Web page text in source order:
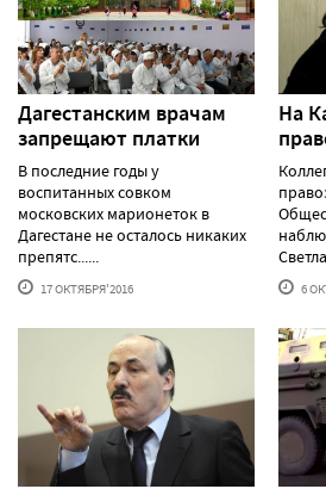
Дагестанским врачам
запрещают платки
В последние годы у
воспитанных совком
московских марионеток в
Дагестане не осталось никаких
препятс......
17 ОКТЯБРЯ'2016
На
6